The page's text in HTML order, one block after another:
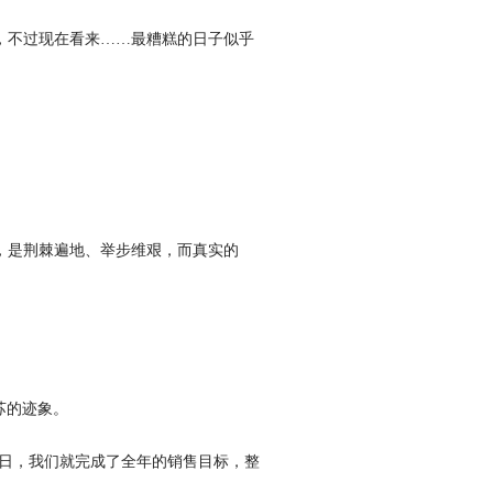
不过现在看来……最糟糕的日子似乎
是荆棘遍地、举步维艰，而真实的
迹象。
，我们就完成了全年的销售目标，整